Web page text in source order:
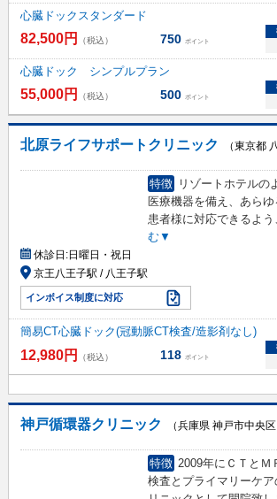
心臓ドックスタンダード
82,500円 （税込） 750 ポイント
心臓ドック シンプルプラン
55,000円 （税込） 500 ポイント
北原ライフサポートクリニック
（東京都
特徴
リゾートホテルの
医療機器を備え、あら
患者様に対応できるよう
む▼
休診日:日曜日・祝日
京王八王子駅 / 八王子駅
インボイス制度に対応
簡易CT心臓ドック(冠動脈CT検査/造影剤なし)
12,980円 （税込） 118 ポイント
神戸循環器クリニック
（兵庫県 神戸市中央区
特徴 2009年にＣＴとＭ
検査とプライマリーケ